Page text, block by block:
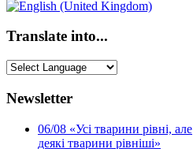
Translate into...
Newsletter
06/08 «Усі тварини рівні, але
деякі тварини рівніші»